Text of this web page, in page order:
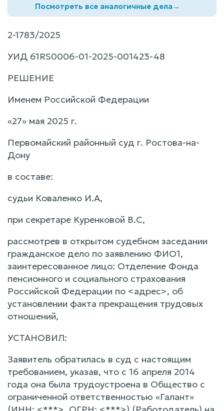
Посмотреть все аналогичные дела→
2-1783/2025
УИД 61RS0006-01-2025-001423-48
РЕШЕНИЕ
Именем Российской Федерации
«27» мая 2025 г.
Первомайский районный суд г. Ростова-на-
Дону
в составе:
судьи Коваленко И.А,
при секретаре Куренковой В.С,
рассмотрев в открытом судебном заседании
гражданское дело по заявлению ФИО1,
заинтересованное лицо: Отделение Фонда
пенсионного и социального страхования
Российской Федерации по <адрес>, об
установлении факта прекращения трудовых
отношений,
УСТАНОВИЛ:
Заявитель обратилась в суд с настоящим
требованием, указав, что с 16 апреля 2014
года она была трудоустроена в Общество с
ограниченной ответственностью «Галант»